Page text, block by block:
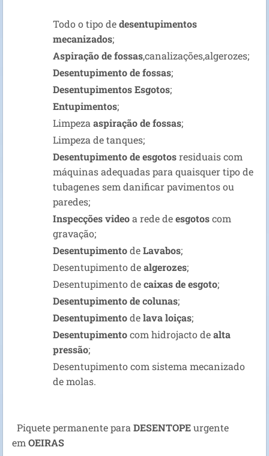
Todo o tipo dedesentupimentos
mecanizados;
Aspiração de fossas,canalizações,algerozes;
Desentupimento de fossas;
Desentupimentos Esgotos;
Entupimentos;
Limpeza aspiração de fossas;
Limpeza de tanques;
Desentupimento de esgotosresiduais com
máquinas adequadas para quaisquer tipo de
tubagenes sem danificar pavimentos ou
paredes;
Inspecções videoa rede deesgotoscom
gravação;
DesentupimentodeLavabos;
Desentupimento dealgerozes;
Desentupimento decaixas de esgoto;
Desentupimento de colunas;
Desentupimentodelava loiças;
Desentupimentocom hidrojacto dealta
pressão;
Desentupimento com sistema mecanizado
de molas.
Piquete permanente para DESENTOPEurgente
em OEIRAS